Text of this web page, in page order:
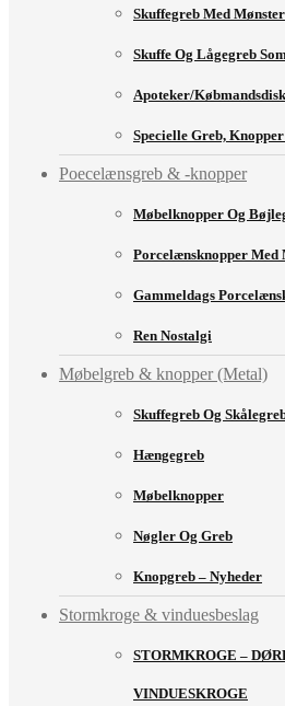
Skuffegreb Med Mønster
Skuffe Og Lågegreb
Apoteker/
Specielle Greb,
Poecelænsgreb & -knopper
Møbelknopper Og
Porcelænsknopper Med
Gammeldags
Ren Nostalgi
Møbelgreb & knopper (Metal)
Skuffegreb Og
Hængegreb
Møbelknopper
Nøgler Og Greb
Knopgreb – Nyheder
Stormkroge & vinduesbeslag
STORMKROGE –
VINDUESKROGE